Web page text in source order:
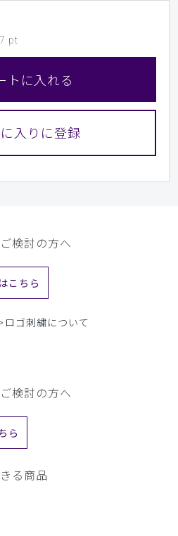
pt
トに入れる
検討の方へ
こちら
ロゴ刺繍について
検討の方へ
ら
る商品